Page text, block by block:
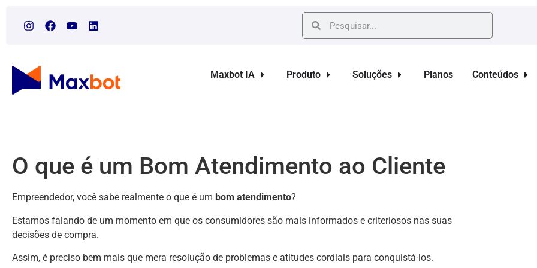
Maxbot IA Produto Soluções Planos Conteúdos
O que é um Bom Atendimento ao Cliente
Empreendedor, você sabe realmente o que é um bom atendimento?
Estamos falando de um momento em que os consumidores são mais informados e criteriosos nas suas
decisões de compra.
Assim, é preciso bem mais que mera resolução de problemas e atitudes cordiais para conquistá-los.